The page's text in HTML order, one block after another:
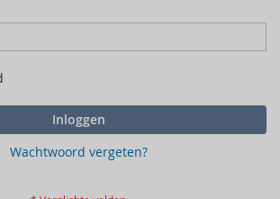
Inloggen
Wachtwoord vergeten?